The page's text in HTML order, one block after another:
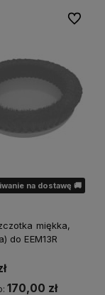
na dostawę 🚚
miękka,
do EEM13R
170,00 zł
Do